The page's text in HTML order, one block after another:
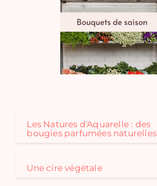
Les Natures d'Aquarelle : des
bougies parfumées naturelles
Une cire végétale